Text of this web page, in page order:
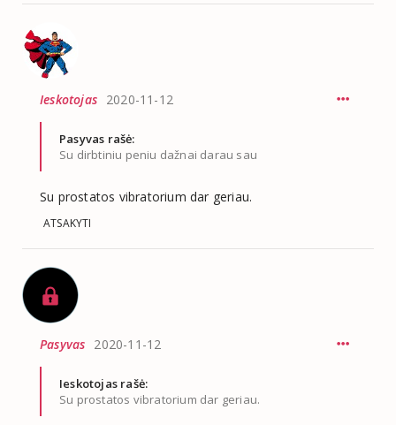
Ieskotojas 2020-11-12
Pasyvas rašė:
Su dirbtiniu peniu dažnai darau sau
Su prostatos vibratorium dar geriau.
ATSAKYTI
Pasyvas 2020-11-12
Ieskotojas rašė:
Su prostatos vibratorium dar geriau.